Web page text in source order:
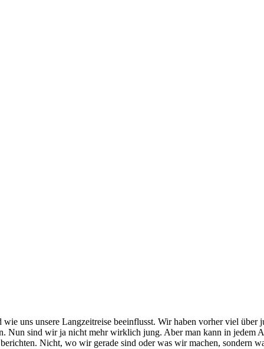
uns unsere Langzeitreise beeinflusst. Wir haben vorher viel über
Nun sind wir ja nicht mehr wirklich jung. Aber man kann in jedem
Nicht, wo wir gerade sind oder was wir machen, sondern